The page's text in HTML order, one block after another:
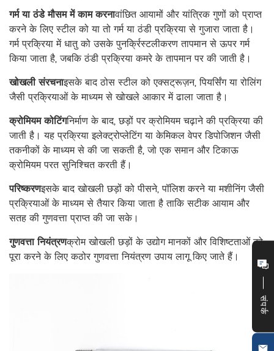
गर्म या ठंडे मौसम में काम करनावांछित आयामों और यांत्रिक गुणों को प्राप्त
करने के लिए स्टील को या तो गर्म या ठंडी प्रक्रिया से गुजारा जाता है।
गर्म प्रक्रिया में धातु को उसके पुनर्क्रिस्टलीकरण तापमान से ऊपर गर्म
किया जाता है, जबकि ठंडी प्रक्रिया कमरे के तापमान पर की जाती है।
खोखली संरचनाइसके बाद ठोस स्टील को एक्सट्रूज़न, पियर्सिंग या रोलिंग
जैसी प्रक्रियाओं के माध्यम से खोखले आकार में ढाला जाता है।
क्रोमियम कोटिंगनिर्माण के बाद, छड़ों पर क्रोमियम चढ़ाने की प्रक्रिया की
जाती है। यह प्रक्रिया इलेक्ट्रोप्लेटिंग या केमिकल वेपर डिपोजिशन जैसी
तकनीकों के माध्यम से की जा सकती है, जो एक समान और टिकाऊ
क्रोमियम परत सुनिश्चित करती हैं।
परिष्करणइसके बाद खोखली छड़ों को पीसने, पॉलिश करने या मशीनिंग जैसी
प्रक्रियाओं के माध्यम से तैयार किया जाता है ताकि सटीक आयाम और
सतह की गुणवत्ता प्राप्त की जा सके।
गुणवत्ता नियंत्रणक्रोम खोखली छड़ों के उद्योग मानकों और विशिष्टताओं को
पूरा करने के लिए कठोर गुणवत्ता नियंत्रण उपाय लागू किए जाते हैं।
संपर्क